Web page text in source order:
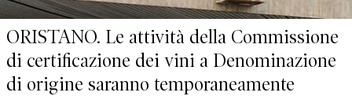
ORISTANO. Le attività della Commissione
di certificazione dei vini a Denominazione
di origine saranno temporaneamente